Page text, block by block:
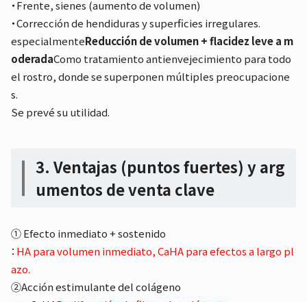
・Frente, sienes (aumento de volumen)
・Corrección de hendiduras y superficies irregulares.
especialmenteReducción de volumen + flacidez leve a m
oderadaComo tratamiento antienvejecimiento para todo
el rostro, donde se superponen múltiples preocupacione
s.
Se prevé su utilidad.
3. Ventajas (puntos fuertes) y arg
umentos de venta clave
① Efecto inmediato + sostenido
： HA para volumen inmediato, CaHA para efectos a largo pl
azo.
②Acción estimulante del colágeno